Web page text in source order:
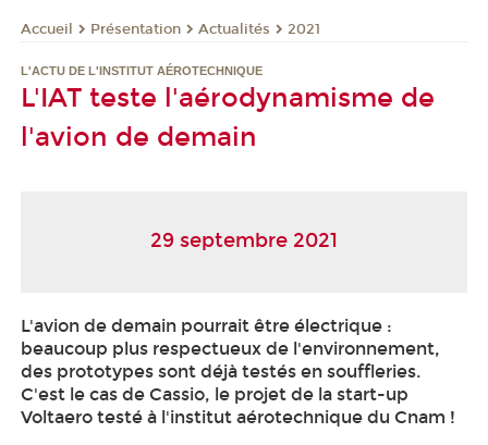
Accueil Présentation Actualités 2021
L'ACTU DE L'INSTITUT AÉROTECHNIQUE
L'IAT teste l'aérodynamisme de
l'avion de demain
29 septembre 2021
L'avion de demain pourrait être électrique :
beaucoup plus respectueux de l'environnement,
des prototypes sont déjà testés en souffleries.
C'est le cas de Cassio, le projet de la start-up
Voltaero testé à l'institut aérotechnique du Cnam !